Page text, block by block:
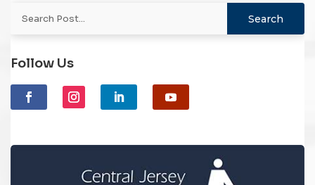
Follow Us